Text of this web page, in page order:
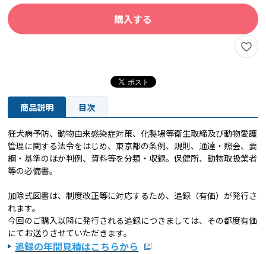
購入する
商品説明 目次
狂犬病予防、動物由来感染症対策、化製場等衛生取締及び動物愛護
管理に関する法令をはじめ、東京都の条例、規則、通達・照会、要
綱・基準のほか判例、資料等を分類・収録。保健所、動物取扱業者
等の必備書。
加除式図書は、制度改正等に対応するため、追録（有価）が発行さ
れます。
今回のご購入以降に発行される追録につきましては、 その都度有価
にてお送りさせていただきます。
追録の年間見積はこちらから